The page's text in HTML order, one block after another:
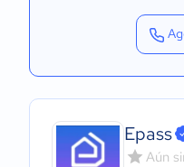
Epass
Aún